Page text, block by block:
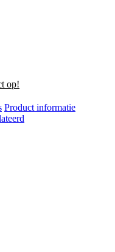
op!
Product informatie